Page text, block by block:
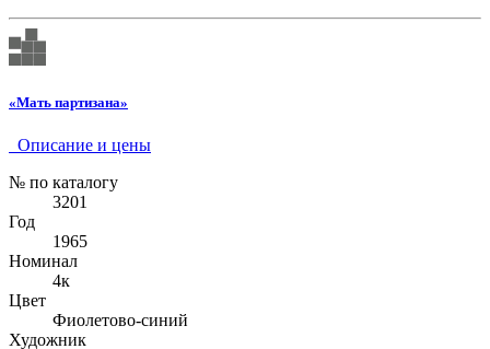
«Мать партизана»
Описание и цены
№ по каталогу
3201
Год
1965
Номинал
4к
Цвет
Фиолетово-синий
Художник